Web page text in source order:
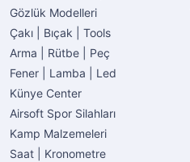
Gözlük Modelleri
Çakı | Bıçak | Tools
Arma | Rütbe | Peç
Fener | Lamba | Led
Künye Center
Airsoft Spor Silahları
Kamp Malzemeleri
Saat | Kronometre